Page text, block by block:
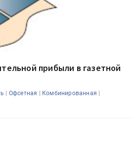
прибыли в газетной
| Офсетная | Комбинированная |